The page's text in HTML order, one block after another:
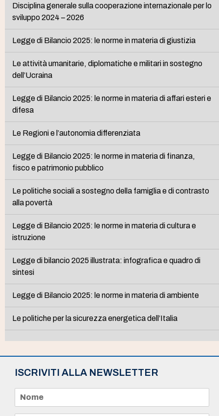
Disciplina generale sulla cooperazione internazionale per lo
sviluppo 2024 – 2026
Legge di Bilancio 2025: le norme in materia di giustizia
Le attività umanitarie, diplomatiche e militari in sostegno
dell’Ucraina
Legge di Bilancio 2025: le norme in materia di affari esteri e
difesa
Le Regioni e l’autonomia differenziata
Legge di Bilancio 2025: le norme in materia di finanza,
fisco e patrimonio pubblico
Le politiche sociali a sostegno della famiglia e di contrasto
alla povertà
Legge di Bilancio 2025: le norme in materia di cultura e
istruzione
Legge di bilancio 2025 illustrata: infografica e quadro di
sintesi
Legge di Bilancio 2025: le norme in materia di ambiente
Le politiche per la sicurezza energetica dell’Italia
ISCRIVITI ALLA NEWSLETTER
m